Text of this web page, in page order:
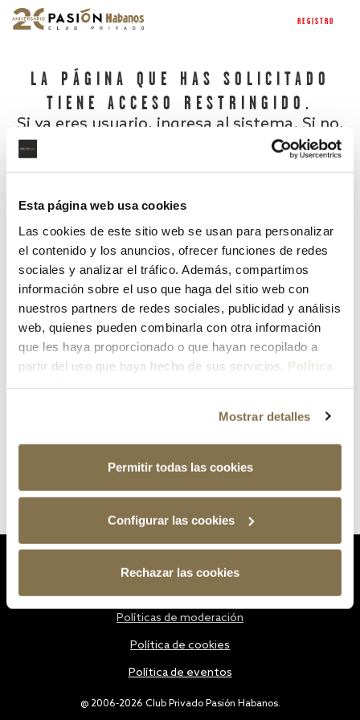
Esta página web usa cookies
Las cookies de este sitio web se usan para personalizar
el contenido y los anuncios, ofrecer funciones de redes
sociales y analizar el tráfico. Además, compartimos
información sobre el uso que haga del sitio web con
nuestros partners de redes sociales, publicidad y análisis
web, quienes pueden combinarla con otra información
que les haya proporcionado o que hayan recopilado a
partir del uso que haya hecho de sus servicios. Política
Mostrar detalles
Permitir todas las cookies
Configurar las cookies
Rechazar las cookies
REGISTRO
LA PÁGINA QUE HAS SOLICITADO
TIENE ACCESO RESTRINGIDO.
Si ya eres usuario, ingresa al sistema. Si no,
¿Has olvidado tu contraseña?
@ 2006-2026 Club Privado Pasión Habanos.
Políticas de moderación
Política de cookies
Política de eventos